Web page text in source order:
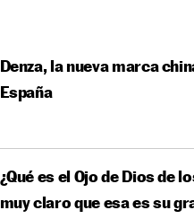
Denza, la nueva marca
España
¿Qué es el Ojo de Dios de
muy claro que esa es su